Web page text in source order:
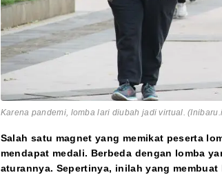
Karena pandemi, lomba lari diubah jadi virtual.
Salah satu magnet yang memikat peserta
mendapat medali. Berbeda dengan lomba
aturannya. Sepertinya, inilah yang